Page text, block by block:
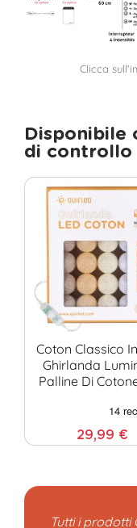
Clicca
Disponibile
di controllo
Coton Classico
Ghirlanda
Palline Di
29,99 €
Tutti i prodotti